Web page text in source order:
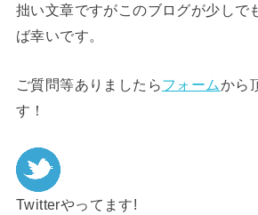
拙い文章ですがこのブログが少しで
ば幸いです。
ご質問等ありましたらフォームから
す！
Twitterやってます!